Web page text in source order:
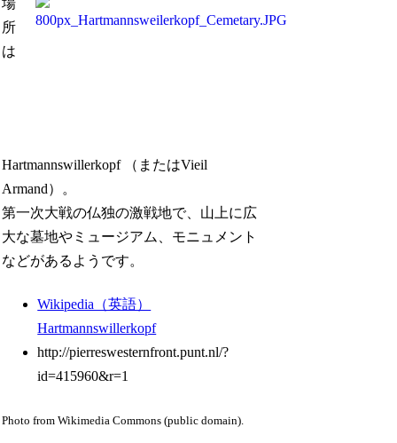
場
所
は
Hartmannswillerkopf （またはVieil
Armand）。
第一次大戦の仏独の激戦地で、山上に広
大な墓地やミュージアム、モニュメント
などがあるようです。
Wikipedia（英語）
Hartmannswillerkopf
http://pierreswesternfront.punt.nl/?
id=415960&r=1
Photo from Wikimedia Commons (public domain).